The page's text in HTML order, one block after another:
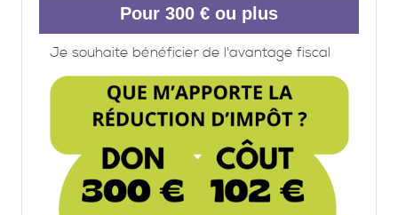
Pour 300 € ou plus
Je souhaite bénéficier de l'avantage fiscal